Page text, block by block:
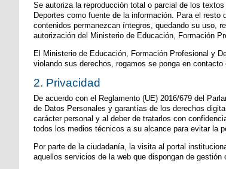
Se autoriza la reproducción total o parcial de los
Deportes como fuente de la información. Para el
contenidos permanezcan íntegros, quedando su uso,
autorización del Ministerio de Educación, Formación
El Ministerio de Educación, Formación Profesional y
violando sus derechos, rogamos se ponga en
2. Privacidad
De acuerdo con el Reglamento (UE) 2016/679 del
de Datos Personales y garantías de los derechos
carácter personal y al deber de tratarlos con
todos los medios técnicos a su alcance para evitar la
Por parte de la ciudadanía, la visita al portal
aquellos servicios de la web que dispongan de